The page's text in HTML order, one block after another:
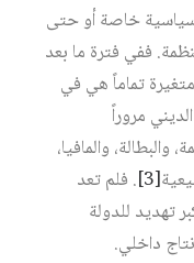
خاصة أو حتى
ففي فترة ما بعد
تماماً هي في
مروراً
والبطالة، والمافيا،
[3]
. فلم تعد
تهديد للدولة
داخلي.